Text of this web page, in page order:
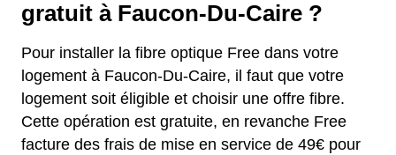
gratuit à Faucon-Du-Caire ?
Pour installer la fibre optique Free dans votre
logement à Faucon-Du-Caire, il faut que votre
logement soit éligible et choisir une offre fibre.
Cette opération est gratuite, en revanche Free
facture des frais de mise en service de 49€ pour